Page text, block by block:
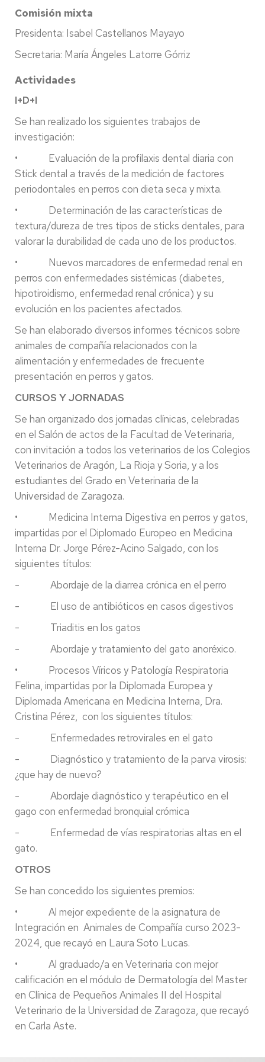
Comisión mixta
Presidenta: Isabel Castellanos Mayayo
Secretaria: María Ángeles Latorre Górriz
Actividades
I+D+I
Se han realizado los siguientes trabajos de
investigación:
• Evaluación de la profilaxis dental diaria con
Stick dental a través de la medición de factores
periodontales en perros con dieta seca y mixta.
• Determinación de las características de
textura/dureza de tres tipos de sticks dentales, para
valorar la durabilidad de cada uno de los productos.
• Nuevos marcadores de enfermedad renal en
perros con enfermedades sistémicas (diabetes,
hipotiroidismo, enfermedad renal crónica) y su
evolución en los pacientes afectados.
Se han elaborado diversos informes técnicos sobre
animales de compañía relacionados con la
alimentación y enfermedades de frecuente
presentación en perros y gatos.
CURSOS Y JORNADAS
Se han organizado dos jornadas clínicas, celebradas
en el Salón de actos de la Facultad de Veterinaria,
con invitación a todos los veterinarios de los Colegios
Veterinarios de Aragón, La Rioja y Soria, y a los
estudiantes del Grado en Veterinaria de la
Universidad de Zaragoza.
• Medicina Interna Digestiva en perros y gatos,
impartidas por el Diplomado Europeo en Medicina
Interna Dr. Jorge Pérez-Acino Salgado, con los
siguientes títulos:
- Abordaje de la diarrea crónica en el perro
- El uso de antibióticos en casos digestivos
- Triaditis en los gatos
- Abordaje y tratamiento del gato anoréxico.
• Procesos Víricos y Patología Respiratoria
Felina, impartidas por la Diplomada Europea y
Diplomada Americana en Medicina Interna, Dra.
Cristina Pérez, con los siguientes títulos:
- Enfermedades retrovirales en el gato
- Diagnóstico y tratamiento de la parva virosis:
¿que hay de nuevo?
- Abordaje diagnóstico y terapéutico en el
gago con enfermedad bronquial crómica
- Enfermedad de vías respiratorias altas en el
gato.
OTROS
Se han concedido los siguientes premios:
• Al mejor expediente de la asignatura de
Integración en Animales de Compañía curso 2023-
2024, que recayó en Laura Soto Lucas.
• Al graduado/a en Veterinaria con mejor
calificación en el módulo de Dermatología del Master
en Clínica de Pequeños Animales II del Hospital
Veterinario de la Universidad de Zaragoza, que recayó
en Carla Aste.